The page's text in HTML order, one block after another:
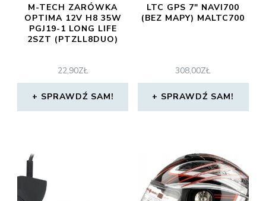
M-TECH ZARÓWKA
OPTIMA 12V H8 35W
PGJ19-1 LONG LIFE
2SZT (PTZLL8DUO)
22,90ZŁ
SPRAWDŹ SAM!
LTC GPS 7″ NAVI700
(BEZ MAPY) MALTC700
308,00ZŁ
SPRAWDŹ SAM!